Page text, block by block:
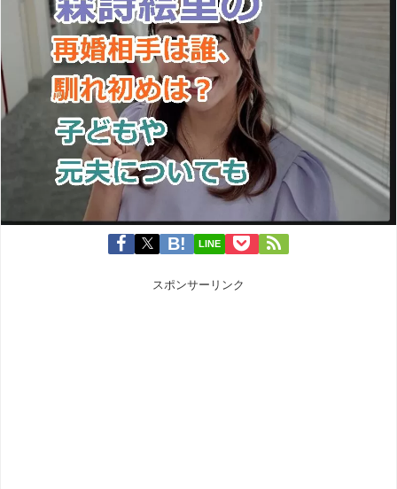
LINE
スポンサーリンク